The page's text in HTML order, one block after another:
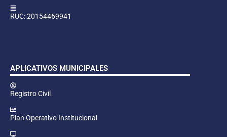
RUC: 20154469941
APLICATIVOS MUNICIPALES
Registro Civil
Plan Operativo Institucional